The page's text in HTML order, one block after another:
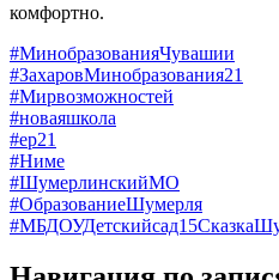
комфортно.
#МинобразованияЧувашии
#ЗахаровМинобразования21
#Мирвозможностей
#новаяшкола
#ер21
#Ниме
#ШумерлинскийМО
#ОбразованиеШумерля